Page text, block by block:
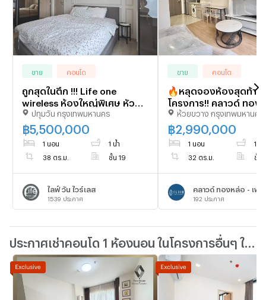
ขาย คอนโด
ถูกสุดในตึก !!! Life one
wireless ห้องใหญ่พิเศษ หัวมุม
ตรงข้ามบันไดหนีไฟ
ปทุมวัน กรุงเทพมหานคร
฿5,500,000
1 นอน 1 น้ำ
38 ตร.ม. ชั้น 19
ไลฟ์ วัน ไวร์เลส
1539 ประกาศ
ขาย คอนโด
🔥หลุดจองห้องสุดท้าย
โครงการ!! คลาวด์ ทอง
เพชรบุรี (Cloud) 1 ห้อง
ห้องน้ำ 32 ตรม. 2.99 ล
โอน!! 093-615-5959
ห้วยขวาง กรุงเทพมหานคร
฿2,990,000
1 นอน 1 น้ำ
32 ตร.ม. ชั้น
คลาวด์ ทองหล่อ - เพช
192 ประกาศ